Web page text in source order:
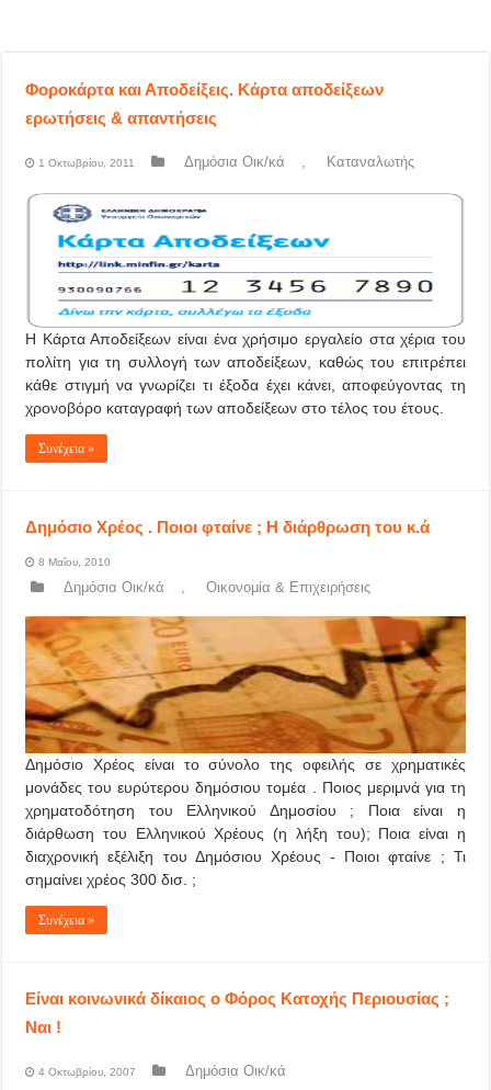
Φοροκάρτα και Αποδείξεις. Κάρτα αποδείξεων
ερωτήσεις & απαντήσεις
1 Οκτωβρίου, 2011 Δημόσια Οικ/κά , Καταναλωτής
Η Κάρτα Αποδείξεων είναι ένα χρήσιμο εργαλείο στα χέρια του
πολίτη για τη συλλογή των αποδείξεων, καθώς του επιτρέπει
κάθε στιγμή να γνωρίζει τι έξοδα έχει κάνει, αποφεύγοντας τη
χρονοβόρο καταγραφή των αποδείξεων στο τέλος του έτους.
Συνέχεια »
Δημόσιο Χρέος . Ποιοι φταίνε ; Η διάρθρωση του κ.ά
8 Μαΐου, 2010
Δημόσια Οικ/κά , Οικονομία & Επιχειρήσεις
Δημόσιο Xρέος είναι το σύνολο της οφειλής σε χρηματικές
μονάδες του ευρύτερου δημόσιου τομέα . Ποιος μεριμνά για τη
χρηματοδότηση του Ελληνικού Δημοσίου ; Ποια είναι η
διάρθωση του Ελληνικού Χρέους (η λήξη του); Ποια είναι η
διαχρονική εξέλιξη του Δημόσιου Χρέους - Ποιοι φταίνε ; Τι
σημαίνει χρέος 300 δισ. ;
Συνέχεια »
Είναι κοινωνικά δίκαιος ο Φόρος Κατοχής Περιουσίας ;
Ναι !
4 Οκτωβρίου, 2007 Δημόσια Οικ/κά